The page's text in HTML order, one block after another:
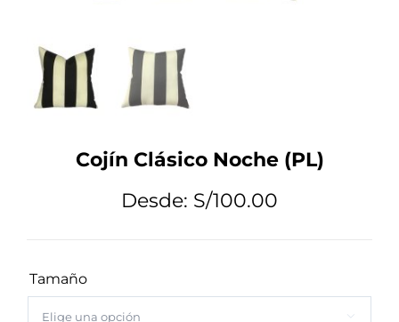
Tips de Diseño
Mi Cuenta
Carrito
Cojín Clásico Noche (PL)
Desde: S/100.00
Tamaño
